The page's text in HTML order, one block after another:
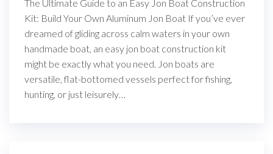
The Ultimate Guide to an Easy Jon Boat Construction
Kit: Build Your Own Aluminum Jon Boat If you’ve ever
dreamed of gliding across calm waters in your own
handmade boat, an easy jon boat construction kit
might be exactly what you need. Jon boats are
versatile, flat-bottomed vessels perfect for fishing,
hunting, or just leisurely…